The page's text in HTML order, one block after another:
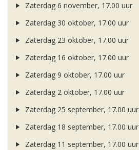
Zaterdag 6 november, 17.00 uur
Zaterdag 30 oktober, 17.00 uur
Zaterdag 23 oktober, 17.00 uur
Zaterdag 16 oktober, 17.00 uur
Zaterdag 9 oktober, 17.00 uur
Zaterdag 2 oktober, 17.00 uur
Zaterdag 25 september, 17.00 uur
Zaterdag 18 september, 17.00 uur
Zaterdag 11 september, 17.00 uur